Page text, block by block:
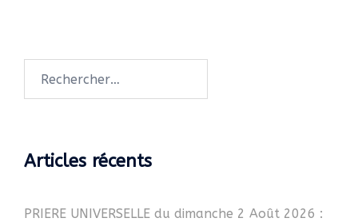
Articles récents
PRIERE UNIVERSELLE du dimanche 2 Août 2026 :